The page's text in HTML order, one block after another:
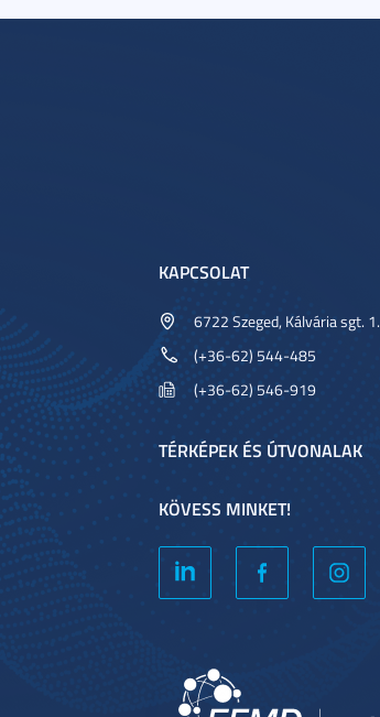
KAPCSOLAT
6722 Szeged, Kálvária sgt. 1.
(+36-62) 544-485
(+36-62) 546-919
TÉRKÉPEK ÉS ÚTVONALAK
KÖVESS MINKET!